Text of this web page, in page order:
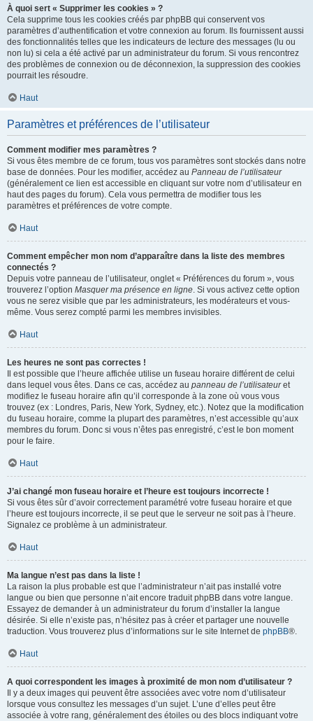
À quoi sert « Supprimer les cookies » ?
Cela supprime tous les cookies créés par phpBB qui conservent vos
paramètres d’authentification et votre connexion au forum. Ils fournissent aussi
des fonctionnalités telles que les indicateurs de lecture des messages (lu ou
non lu) si cela a été activé par un administrateur du forum. Si vous rencontrez
des problèmes de connexion ou de déconnexion, la suppression des cookies
pourrait les résoudre.
Haut
Paramètres et préférences de l’utilisateur
Comment modifier mes paramètres ?
Si vous êtes membre de ce forum, tous vos paramètres sont stockés dans notre
base de données. Pour les modifier, accédez au Panneau de l’utilisateur
(généralement ce lien est accessible en cliquant sur votre nom d’utilisateur en
haut des pages du forum). Cela vous permettra de modifier tous les
paramètres et préférences de votre compte.
Haut
Comment empêcher mon nom d’apparaître dans la liste des membres
connectés ?
Depuis votre panneau de l’utilisateur, onglet « Préférences du forum », vous
trouverez l’option Masquer ma présence en ligne. Si vous activez cette option
vous ne serez visible que par les administrateurs, les modérateurs et vous-
même. Vous serez compté parmi les membres invisibles.
Haut
Les heures ne sont pas correctes !
Il est possible que l’heure affichée utilise un fuseau horaire différent de celui
dans lequel vous êtes. Dans ce cas, accédez au panneau de l’utilisateuret
modifiez le fuseau horaire afin qu’il corresponde à la zone où vous vous
trouvez (ex : Londres, Paris, New York, Sydney, etc.). Notez que la modification
du fuseau horaire, comme la plupart des paramètres, n’est accessible qu’aux
membres du forum. Donc si vous n’êtes pas enregistré, c’est le bon moment
pour le faire.
Haut
J’ai changé mon fuseau horaire et l’heure est toujours incorrecte !
Si vous êtes sûr d’avoir correctement paramétré votre fuseau horaire et que
l’heure est toujours incorrecte, il se peut que le serveur ne soit pas à l’heure.
Signalez ce problème à un administrateur.
Haut
Ma langue n’est pas dans la liste !
La raison la plus probable est que l’administrateur n’ait pas installé votre
langue ou bien que personne n’ait encore traduit phpBB dans votre langue.
Essayez de demander à un administrateur du forum d’installer la langue
désirée. Si elle n’existe pas, n’hésitez pas à créer et partager une nouvelle
traduction. Vous trouverez plus d’informations sur le site Internet de phpBB®.
Haut
A quoi correspondent les images à proximité de mon nom d’utilisateur ?
Il y a deux images qui peuvent être associées avec votre nom d’utilisateur
lorsque vous consultez les messages d’un sujet. L’une d’elles peut être
associée à votre rang, généralement des étoiles ou des blocs indiquant votre